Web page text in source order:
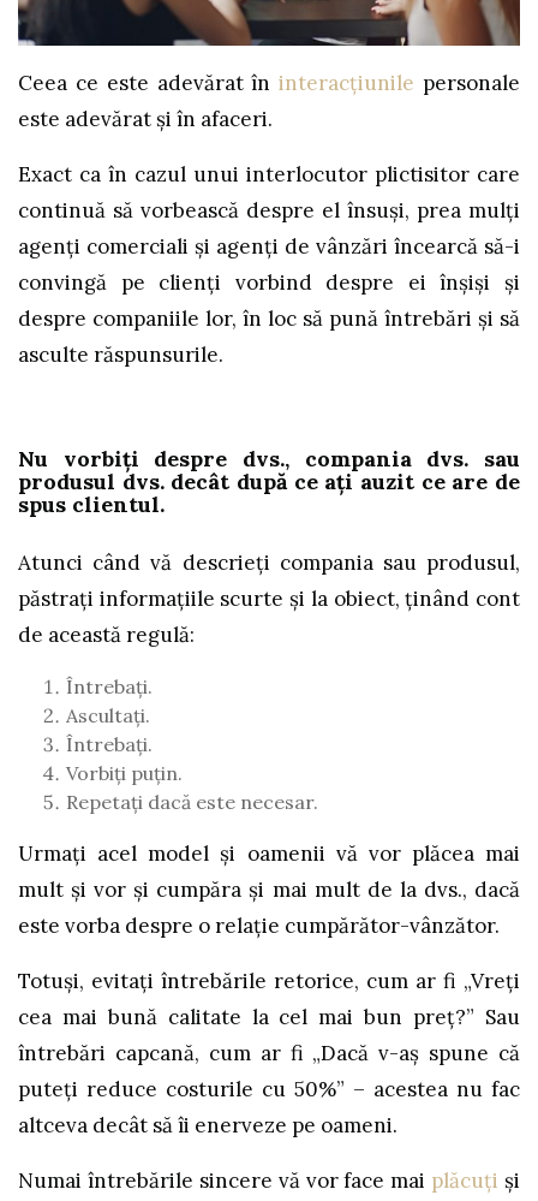
Ceea ce este adevărat îninteracțiunile personale
este adevărat și în afaceri.
Exact ca în cazul unui interlocutor plictisitor care
continuă să vorbească despre el însuși, prea mulți
agenți comerciali și agenți de vânzări încearcă să-i
convingă pe clienți vorbind despre ei înșiși și
despre companiile lor, în loc să pună întrebări și să
asculte răspunsurile.
Nu vorbiți despre dvs., compania dvs. sau
produsul dvs. decât după ce ați auzit ce are de
spus clientul.
Atunci când vă descrieți compania sau produsul,
păstrați informațiile scurte și la obiect, ținând cont
de această regulă:
Întrebați.
Ascultați.
Întrebați.
Vorbiți puțin.
Repetați dacă este necesar.
Urmați acel model și oamenii vă vor plăcea mai
mult și vor și cumpăra și mai mult de la dvs., dacă
este vorba despre o relație cumpărător-vânzător.
Totuși, evitați întrebările retorice, cum ar fi „Vreți
cea mai bună calitate la cel mai bun preț?” Sau
întrebări capcană, cum ar fi „Dacă v-aș spune că
puteți reduce costurile cu 50%” – acestea nu fac
altceva decât să îi enerveze pe oameni.
Numai întrebările sincere vă vor face mai plăcuți și